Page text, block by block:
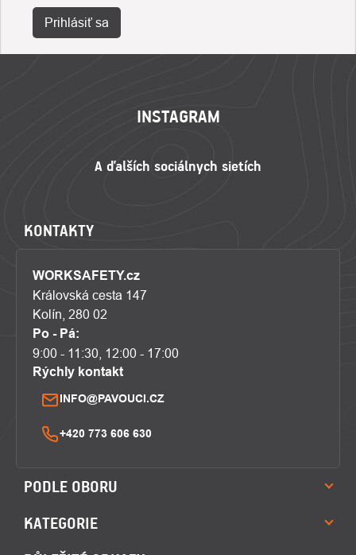
Prihlásiť sa
INSTAGRAM
KONTAKTY
WORKSAFETY.cz
Královská cesta 147
Kolín, 280 02
Po - Pá:
9:00 - 11:30, 12:00 - 17:00
Rýchly kontakt
INFO@PAVOUCI.CZ
+420 773 606 630
PODLE OBORU
KATEGORIE